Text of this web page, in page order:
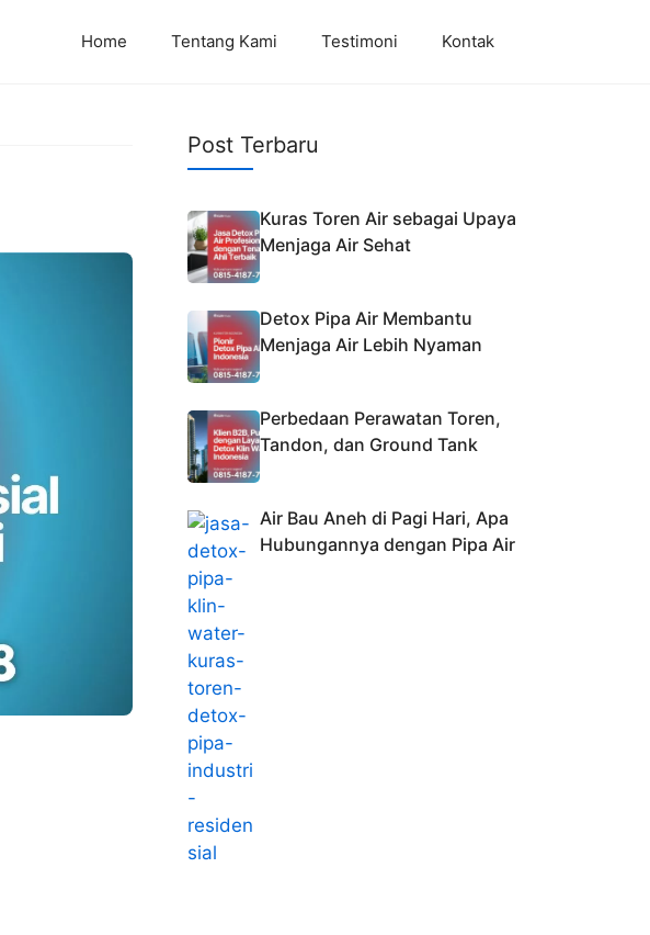
Home Tentang Kami Testimoni Kontak
Post Terbaru
Kuras Toren Air sebagai Upaya
Menjaga Air Sehat
Detox Pipa Air Membantu
Menjaga Air Lebih Nyaman
Perbedaan Perawatan Toren,
Tandon, dan Ground Tank
Air Bau Aneh di Pagi Hari, Apa
Hubungannya dengan Pipa Air